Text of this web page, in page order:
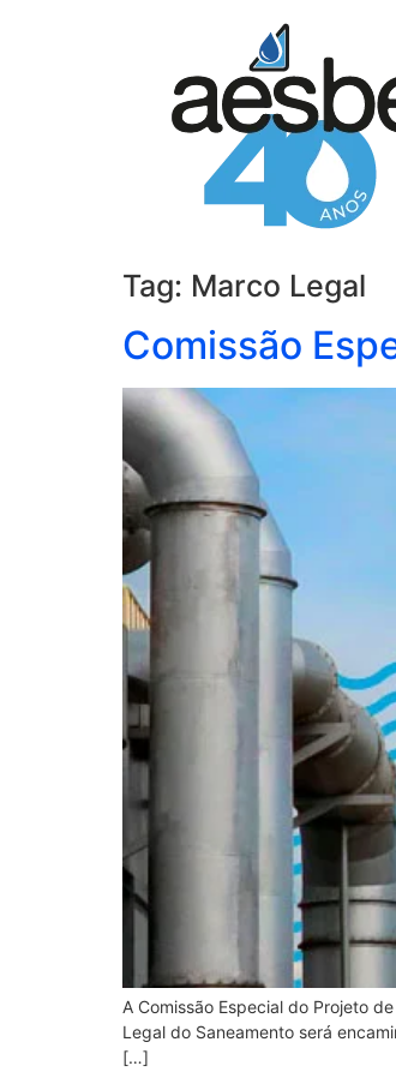
Tag: Marco Legal
Comissão
A Comissão Especial do Projeto
Legal do Saneamento será
[…]